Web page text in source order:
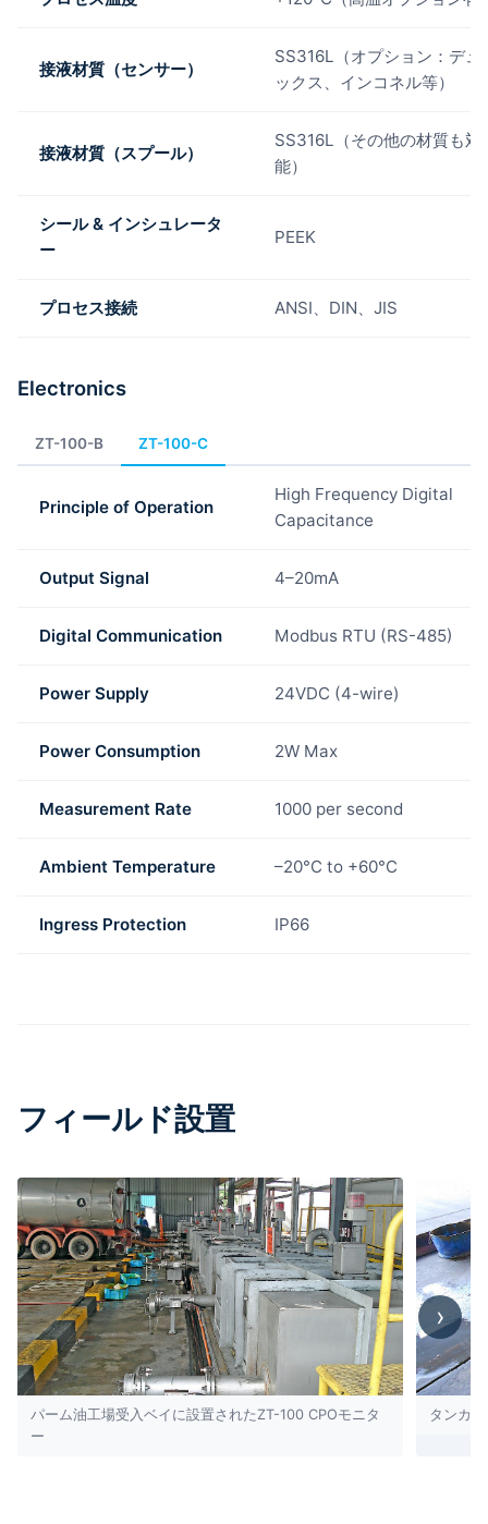
接液材質（センサー）
SS316L（オプション：デュ
ックス、インコネル等）
接液材質（スプール）
SS316L（その他の材質も対
能）
シール & インシュレータ
ー
PEEK
プロセス接続 ANSI、DIN、JIS
Electronics
ZT-100-B ZT-100-C
Principle of Operation
High Frequency Digital
Capacitance
Output Signal 4–20mA
Digital Communication Modbus RTU (RS-485)
Power Supply 24VDC (4-wire)
Power Consumption 2W Max
Measurement Rate 1000 per second
Ambient Temperature –20°C to +60°C
Ingress Protection IP66
フィールド設置
パーム油工場受入ベイに設置されたZT-100 CPOモニタ
ー
タンカ
›